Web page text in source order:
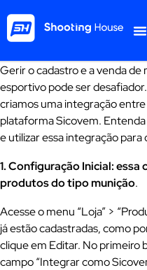
Gerir o cadastro e a venda
esportivo pode ser
criamos uma integração
plataforma Sicovem.
e utilizar essa integração para
1. Configuração Inicial:
produtos do tipo munição.
Acesse o menu “Loja” >
já estão cadastradas, como
clique em Editar. No primeiro
campo “Integrar como